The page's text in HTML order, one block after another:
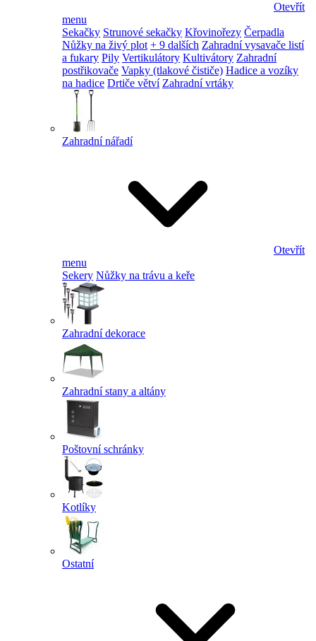
Otevřít
menu
Sekačky Strunové sekačky Křovinořezy Čerpadla
Nůžky na živý plot + 9 dalších Zahradní vysavače listí
a fukary Pily Vertikulátory Kultivátory Zahradní
postřikovače Vapky (tlakové čističe) Hadice a vozíky
na hadice Drtiče větví Zahradní vrtáky
Zahradní nářadí
Otevřít
menu
Sekery Nůžky na trávu a keře
Zahradní dekorace
Zahradní stany a altány
Poštovní schránky
Kotlíky
Ostatní